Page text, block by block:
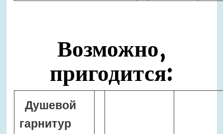
Возможно,
пригодится:
Душевой
гарнитур